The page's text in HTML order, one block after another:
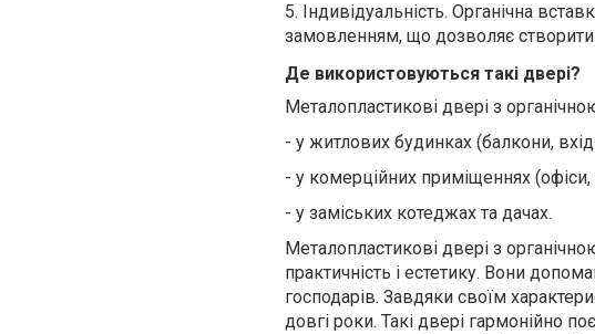
5. Індивідуальність. Органічна
замовленням, що дозволяє
Де використовуються такі двері?
Металопластикові двері з
- у житлових будинках (балкони,
- у комерційних приміщеннях (офіси,
- у заміських котеджах та дачах.
Металопластикові двері з
практичність і естетику. Вони
господарів. Завдяки своїм
довгі роки. Такі двері гармонійно